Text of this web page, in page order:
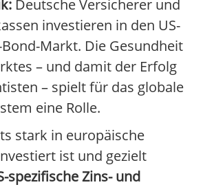
Deutsche Versicherer und
investieren in den US-
Markt. Die Gesundheit
– und damit der Erfolg
– spielt für das globale
eine Rolle.
stark in europäische
ist und gezielt
spezifische Zins- und